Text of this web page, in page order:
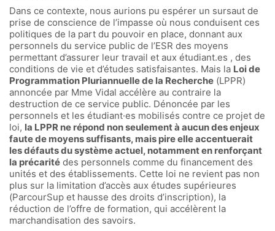
Dans ce contexte, nous aurions pu espérer un sursaut de
prise de conscience de l’impasse où nous conduisent ces
politiques de la part du pouvoir en place, donnant aux
personnels du service public de l’ESR des moyens
permettant d’assurer leur travail et aux étudiant.es , des
conditions de vie et d’études satisfaisantes. Mais la Loi de
Programmation Pluriannuelle de la Recherche (LPPR)
annoncée par Mme Vidal accélère au contraire la
destruction de ce service public. Dénoncée par les
personnels et les étudiant·es mobilisés contre ce projet de
loi, la LPPR ne répond non seulement à aucun des enjeux
faute de moyens suffisants, mais pire elle accentuerait
les défauts du système actuel, notamment en renforçant
la précarité des personnels comme du financement des
unités et des établissements. Cette loi ne revient pas non
plus sur la limitation d’accès aux études supérieures
(ParcourSup et hausse des droits d’inscription), la
réduction de l’offre de formation, qui accélèrent la
marchandisation des savoirs.